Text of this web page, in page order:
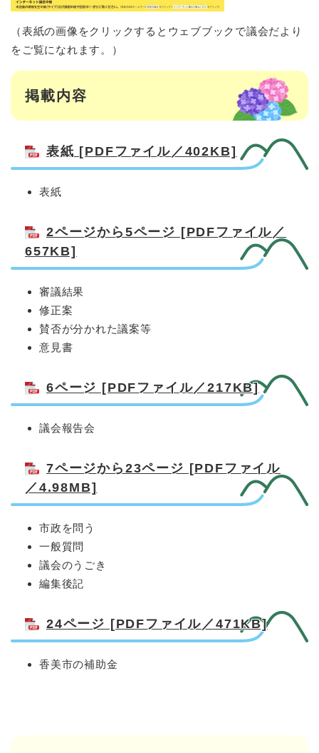
（表紙の画像をクリックするとウェブブックで議会だより
をご覧になれます。）
掲載内容
表紙 [PDFファイル／402KB]
表紙
2ページから5ページ [PDFファイル／
657KB]
審議結果
修正案
賛否が分かれた議案等
意見書
6ページ [PDFファイル／217KB]
議会報告会
7ページから23ページ [PDFファイル
／4.98MB]
市政を問う
一般質問
議会のうごき
編集後記
24ページ [PDFファイル／471KB]
香美市の補助金